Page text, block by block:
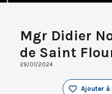
Mgr Didier
de Saint
29/01/2024
Ajouter